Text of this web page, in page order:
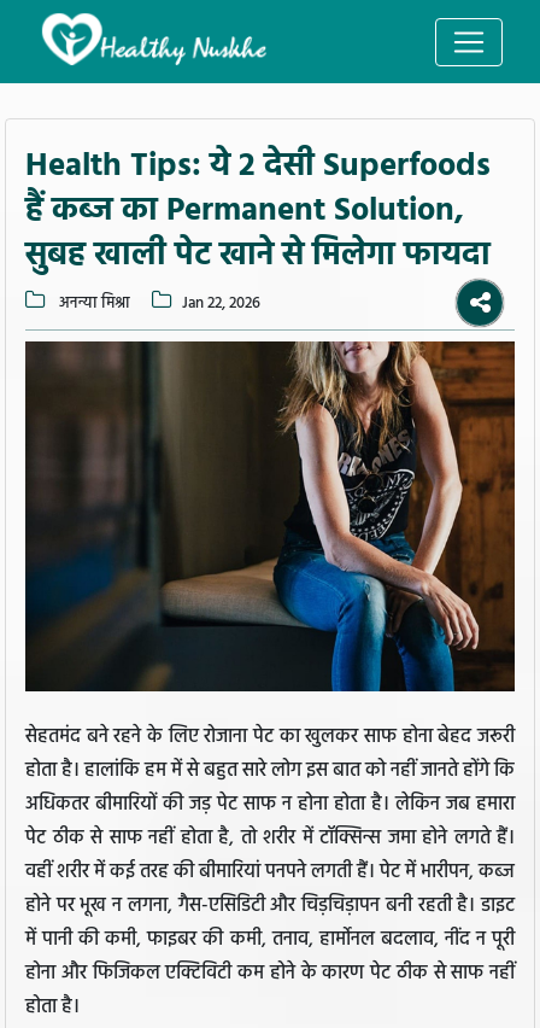
Health Tips: ये 2 देसी Superfoods
हैं कब्ज का Permanent Solution,
सुबह खाली पेट खाने से मिलेगा फायदा
अनन्या मिश्रा Jan 22, 2026
सेहतमंद बने रहने के लिए रोजाना पेट का खुलकर साफ होना बेहद जरूरी
होता है। हालांकि हम में से बहुत सारे लोग इस बात को नहीं जानते होंगे कि
अधिकतर बीमारियों की जड़ पेट साफ न होना होता है। लेकिन जब हमारा
पेट ठीक से साफ नहीं होता है, तो शरीर में टॉक्सिन्स जमा होने लगते हैं।
वहीं शरीर में कई तरह की बीमारियां पनपने लगती हैं। पेट में भारीपन, कब्ज
होने पर भूख न लगना, गैस-एसिडिटी और चिड़चिड़ापन बनी रहती है। डाइट
में पानी की कमी, फाइबर की कमी, तनाव, हार्मोनल बदलाव, नींद न पूरी
होना और फिजिकल एक्टिविटी कम होने के कारण पेट ठीक से साफ नहीं
होता है।